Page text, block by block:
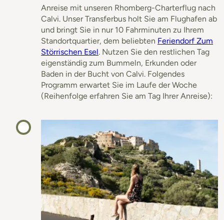
Anreise mit unseren Rhomberg-Charterflug nach
Calvi. Unser Transferbus holt Sie am Flughafen ab
und bringt Sie in nur 10 Fahrminuten zu Ihrem
Standortquartier, dem beliebten Feriendorf Zum
Störrischen Esel. Nutzen Sie den restlichen Tag
eigenständig zum Bummeln, Erkunden oder
Baden in der Bucht von Calvi. Folgendes
Programm erwartet Sie im Laufe der Woche
(Reihenfolge erfahren Sie am Tag Ihrer Anreise):